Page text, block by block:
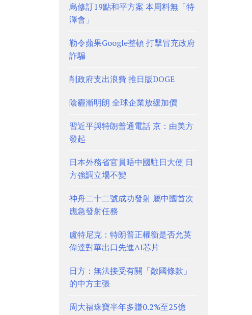
烏修訂19點和平方案 本周料無「特
澤會」
勒令蘋果Google整頓 打擊冒充政府
詐騙
削政府支出浪費 推日版DOGE
陰霾漸明朗 全球企業放緩加價
習近平與特朗普通電話 京：由美方
發起
日本外務省官員晤中國駐日大使 日
方強調立場不變
神舟二十二號成功發射 屬中國首次
應急發射任務
盧特尼克：特朗普正權衡是否允英
偉達對華出口先進AI芯片
日方：無法接受有關「敵國條款」
的中方主張
周大福珠寶半年多賺0.2%至25億